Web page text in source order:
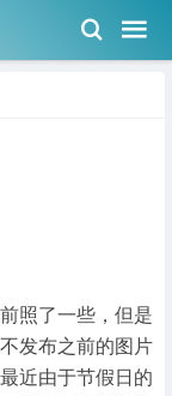
照了一些，但是
发布之前的图片
近由于节假日的